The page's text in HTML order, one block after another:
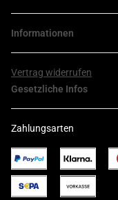
Informationen
Vertrag widerrufen
Gesetzliche Infos
Zahlungsarten